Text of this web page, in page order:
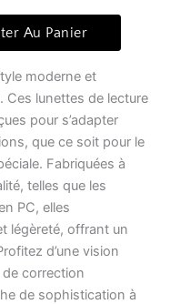
Au Panier
moderne et
. Ces lunettes de lecture
pour s’adapter
que ce soit pour le
Fabriquées à
telles que les
PC, elles
légèreté, offrant un
d’une vision
correction
de sophistication à